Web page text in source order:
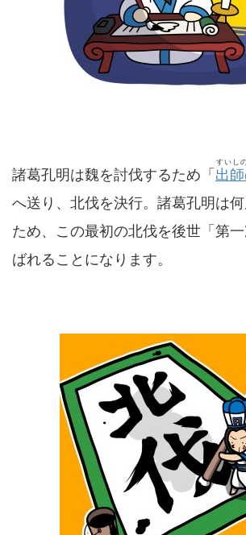
諸葛孔明は魏を討伐するため「 出
すいし
へ送り、北伐を決行。諸葛孔明は
ため、この最初の北伐を後世「第
ばれることになります。